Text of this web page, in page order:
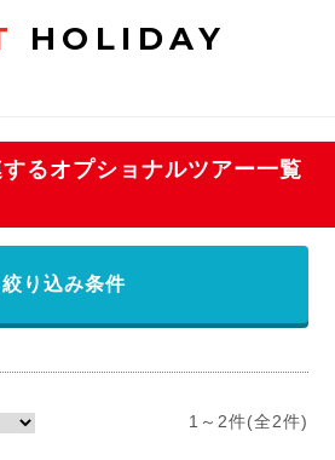
HOLIDAY
するオプショナルツアー一覧
絞り込み条件
1～2件(全2件)